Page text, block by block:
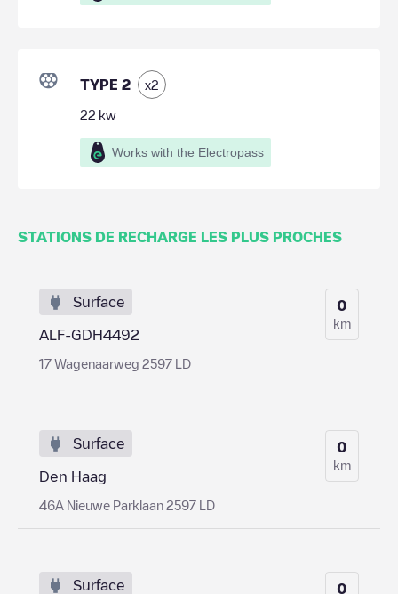
TYPE 2 x2
22 kw
Works with the Electropass
STATIONS DE RECHARGE LES PLUS PROCHES
Surface
ALF-GDH4492
17 Wagenaarweg 2597 LD
0
km
Surface
Den Haag
46A Nieuwe Parklaan 2597 LD
0
km
Surface 0